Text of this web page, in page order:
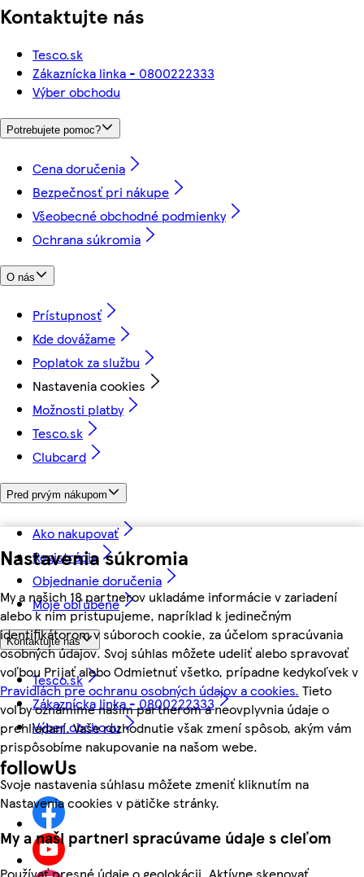
Nastavenia súkromia
My a našich 18 partnerov ukladáme informácie v zariadení
alebo k nim pristupujeme, napríklad k jedinečným
identifikátorom v súboroch cookie, za účelom spracúvania
osobných údajov. Svoj súhlas môžete udeliť alebo spravovať
voľbou Prijať alebo Odmietnuť všetko, prípadne kedykoľvek v
Pravidlách pre ochranu osobných údajov a cookies. Tieto
voľby oznámime našim partnerom a neovplyvnia údaje o
prehliadaní. Vaše rozhodnutie však zmení spôsob, akým vám
prispôsobíme nakupovanie na našom webe.
Svoje nastavenia súhlasu môžete zmeniť kliknutím na
Nastavenia cookies v pätičke stránky.
My a naši partneri spracúvame údaje s cieľom
Kontaktujte nás
Tesco.sk
Zákaznícka linka - 0800222333
Výber obchodu
Potrebujete pomoc?
Cena doručenia
Bezpečnosť pri nákupe
Všeobecné obchodné podmienky
Ochrana súkromia
O nás
Prístupnosť
Kde dovážame
Poplatok za službu
Nastavenia cookies
Možnosti platby
Tesco.sk
Clubcard
Pred prvým nákupom
Ako nakupovať
Registrácia
Objednanie doručenia
Moje obľúbené
Kontaktujte nás
Tesco.sk
Zákaznícka linka - 0800222333
Výber obchodu
followUs